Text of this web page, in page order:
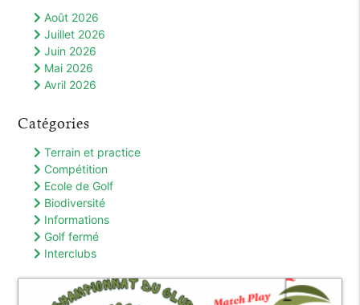
Août 2026
Juillet 2026
Juin 2026
Mai 2026
Avril 2026
Catégories
Terrain et practice
Compétition
Ecole de Golf
Biodiversité
Informations
Golf fermé
Interclubs